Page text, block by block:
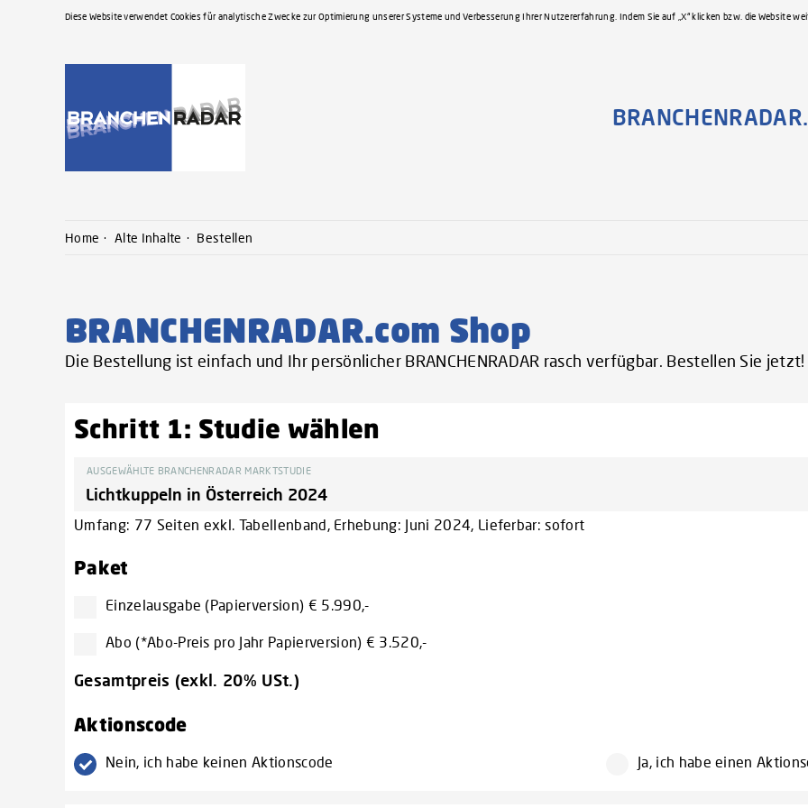
Diese Website verwendet Cookies für analytische Zwecke zur Optimierung unserer Systeme und Verbesserung Ihrer Nutzererfahrung. Indem Sie auf „X“ klicken bzw. die Website
Home Alte Inhalte Bestellen
BRANCHENRADAR.com Shop
Die Bestellung ist einfach und Ihr persönlicher BRANCHENRADAR rasch verfügbar. Bestellen Sie jetzt!
Schritt 1: Studie wählen
AUSGEWÄHLTE BRANCHENRADAR MARKTSTUDIE
Umfang: 77 Seiten exkl. Tabellenband, Erhebung: Juni 2024, Lieferbar: sofort
Paket
Einzelausgabe (Papierversion) € 5.990,-
Abo (*Abo-Preis pro Jahr Papierversion) € 3.520,-
Gesamtpreis (exkl. 20% USt.)
Aktionscode
Nein, ich habe keinen Aktionscode Ja, ich habe einen